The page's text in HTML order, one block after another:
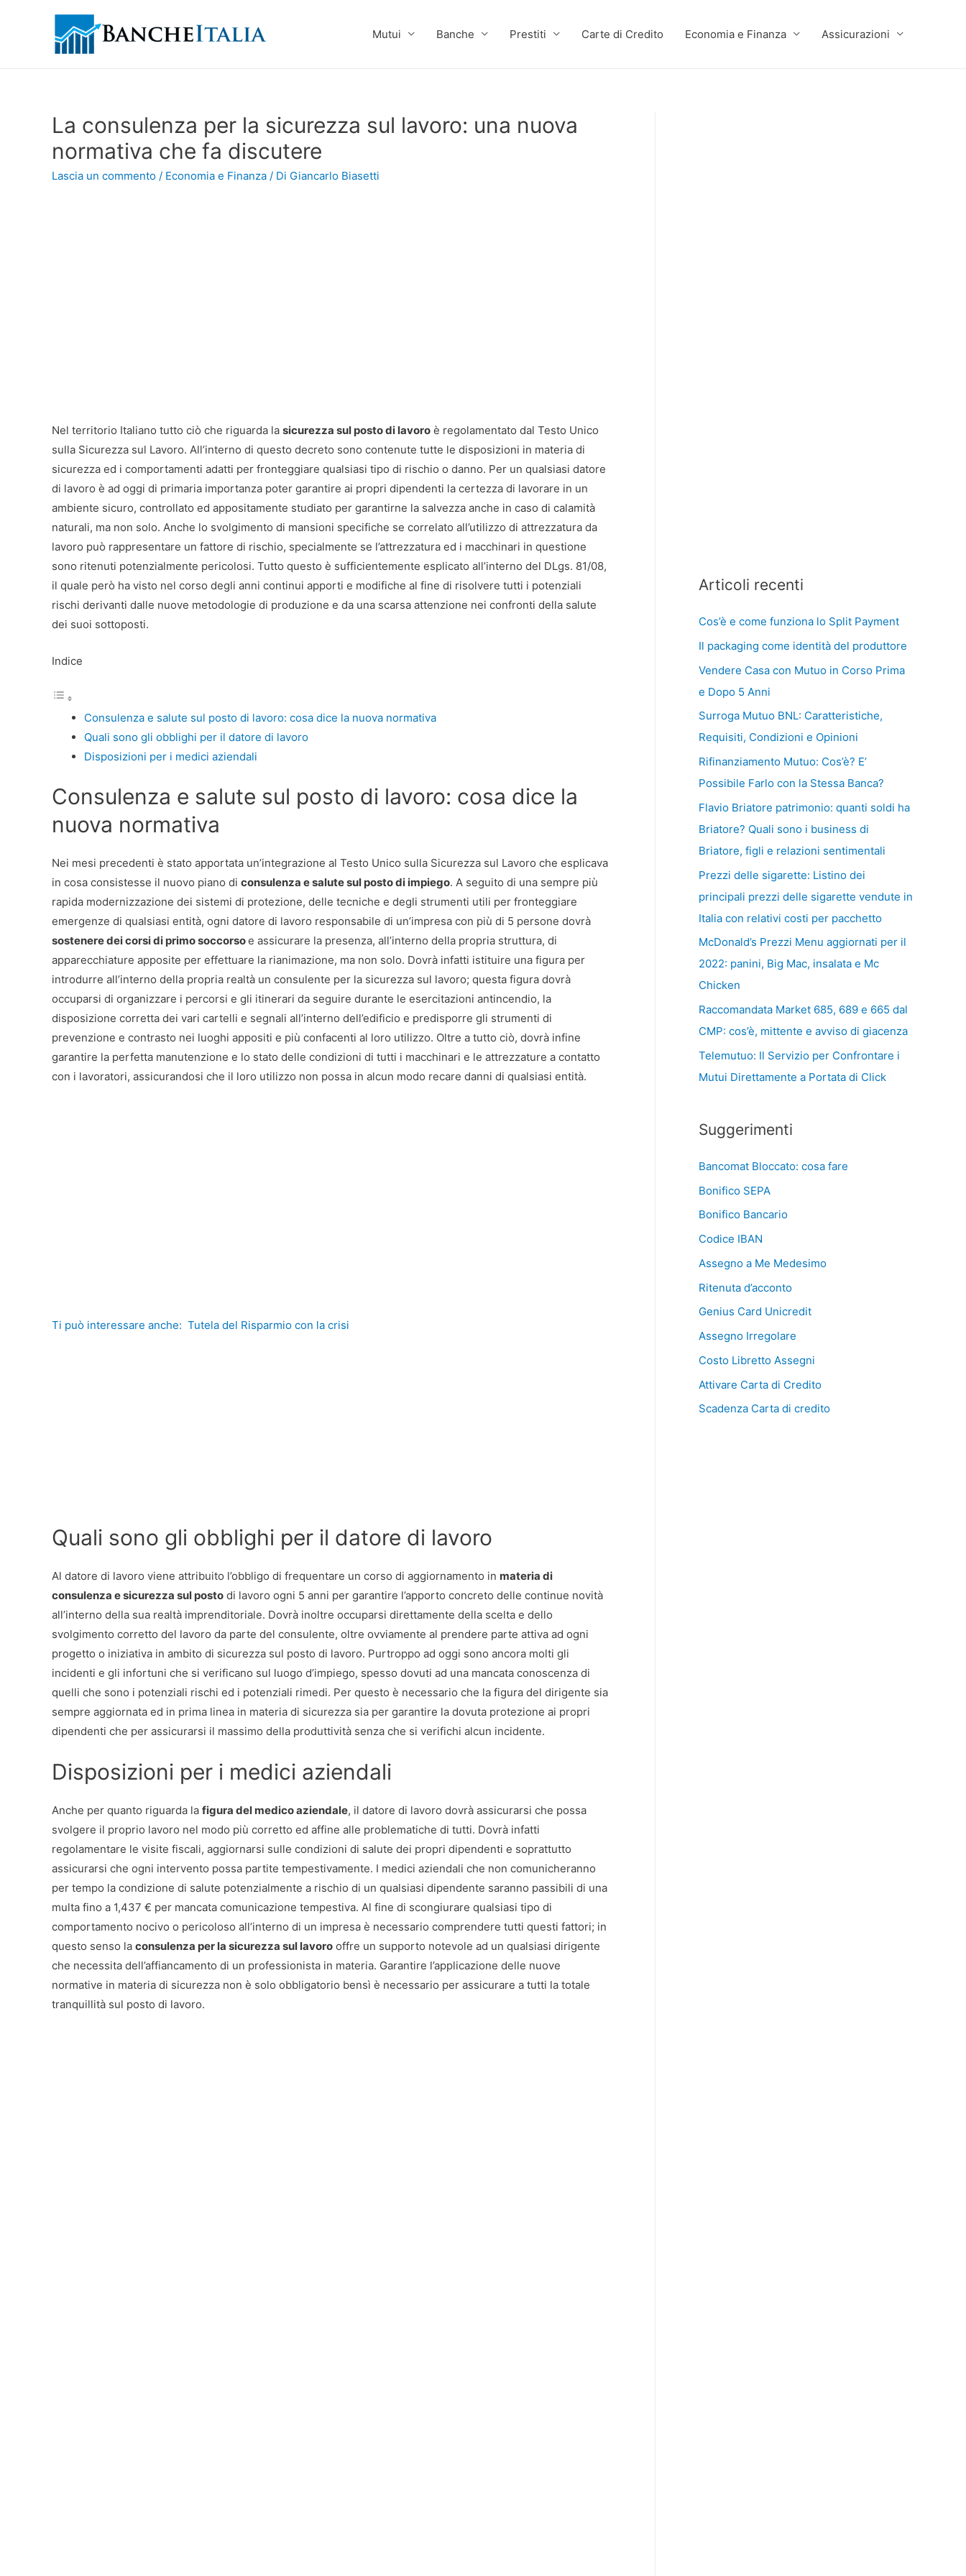
Mutui Banche Prestiti Carte di Credito Economia e Finanza Assicurazioni
La consulenza per la sicurezza sul lavoro: una nuova
normativa che fa discutere
Lascia un commento / Economia e Finanza / Di Giancarlo Biasetti
Nel territorio Italiano tutto ciò che riguarda la sicurezza sul posto di lavoro è regolamentato dal Testo Unico
sulla Sicurezza sul Lavoro. All’interno di questo decreto sono contenute tutte le disposizioni in materia di
sicurezza ed i comportamenti adatti per fronteggiare qualsiasi tipo di rischio o danno. Per un qualsiasi datore
di lavoro è ad oggi di primaria importanza poter garantire ai propri dipendenti la certezza di lavorare in un
ambiente sicuro, controllato ed appositamente studiato per garantirne la salvezza anche in caso di calamità
naturali, ma non solo. Anche lo svolgimento di mansioni specifiche se correlato all’utilizzo di attrezzatura da
lavoro può rappresentare un fattore di rischio, specialmente se l’attrezzatura ed i macchinari in questione
sono ritenuti potenzialmente pericolosi. Tutto questo è sufficientemente esplicato all’interno del DLgs. 81/08,
il quale però ha visto nel corso degli anni continui apporti e modifiche al fine di risolvere tutti i potenziali
rischi derivanti dalle nuove metodologie di produzione e da una scarsa attenzione nei confronti della salute
dei suoi sottoposti.
Indice
Consulenza e salute sul posto di lavoro: cosa dice la nuova normativa
Quali sono gli obblighi per il datore di lavoro
Disposizioni per i medici aziendali
Consulenza e salute sul posto di lavoro: cosa dice la
nuova normativa
Nei mesi precedenti è stato apportata un’integrazione al Testo Unico sulla Sicurezza sul Lavoro che esplicava
in cosa consistesse il nuovo piano di consulenza e salute sul posto di impiego. A seguito di una sempre più
rapida modernizzazione dei sistemi di protezione, delle tecniche e degli strumenti utili per fronteggiare
emergenze di qualsiasi entità, ogni datore di lavoro responsabile di un’impresa con più di 5 persone dovrà
sostenere dei corsi di primo soccorsoe assicurare la presenza, all’interno della propria struttura, di
apparecchiature apposite per effettuare la rianimazione, ma non solo. Dovrà infatti istituire una figura per
introdurre all’interno della propria realtà un consulente per la sicurezza sul lavoro; questa figura dovrà
occuparsi di organizzare i percorsi e gli itinerari da seguire durante le esercitazioni antincendio, la
disposizione corretta dei vari cartelli e segnali all’interno dell’edificio e predisporre gli strumenti di
prevenzione e contrasto nei luoghi appositi e più confacenti al loro utilizzo. Oltre a tutto ciò, dovrà infine
garantire la perfetta manutenzione e lo stato delle condizioni di tutti i macchinari e le attrezzature a contatto
con i lavoratori, assicurandosi che il loro utilizzo non possa in alcun modo recare danni di qualsiasi entità.
Ti può interessare anche: Tutela del Risparmio con la crisi
Quali sono gli obblighi per il datore di lavoro
Al datore di lavoro viene attribuito l’obbligo di frequentare un corso di aggiornamento in materia di
consulenza e sicurezza sul posto di lavoro ogni 5 anni per garantire l’apporto concreto delle continue novità
all’interno della sua realtà imprenditoriale. Dovrà inoltre occuparsi direttamente della scelta e dello
svolgimento corretto del lavoro da parte del consulente, oltre ovviamente al prendere parte attiva ad ogni
progetto o iniziativa in ambito di sicurezza sul posto di lavoro. Purtroppo ad oggi sono ancora molti gli
incidenti e gli infortuni che si verificano sul luogo d’impiego, spesso dovuti ad una mancata conoscenza di
quelli che sono i potenziali rischi ed i potenziali rimedi. Per questo è necessario che la figura del dirigente sia
sempre aggiornata ed in prima linea in materia di sicurezza sia per garantire la dovuta protezione ai propri
dipendenti che per assicurarsi il massimo della produttività senza che si verifichi alcun incidente.
Disposizioni per i medici aziendali
Anche per quanto riguarda la figura del medico aziendale, il datore di lavoro dovrà assicurarsi che possa
svolgere il proprio lavoro nel modo più corretto ed affine alle problematiche di tutti. Dovrà infatti
regolamentare le visite fiscali, aggiornarsi sulle condizioni di salute dei propri dipendenti e soprattutto
assicurarsi che ogni intervento possa partite tempestivamente. I medici aziendali che non comunicheranno
per tempo la condizione di salute potenzialmente a rischio di un qualsiasi dipendente saranno passibili di una
multa fino a 1,437 € per mancata comunicazione tempestiva. Al fine di scongiurare qualsiasi tipo di
comportamento nocivo o pericoloso all’interno di un impresa è necessario comprendere tutti questi fattori; in
questo senso la consulenza per la sicurezza sul lavoro offre un supporto notevole ad un qualsiasi dirigente
che necessita dell’affiancamento di un professionista in materia. Garantire l’applicazione delle nuove
normative in materia di sicurezza non è solo obbligatorio bensì è necessario per assicurare a tutti la totale
tranquillità sul posto di lavoro.
Articoli recenti
Cos’è e come funziona lo Split Payment
Il packaging come identità del produttore
Vendere Casa con Mutuo in Corso Prima
e Dopo 5 Anni
Surroga Mutuo BNL: Caratteristiche,
Requisiti, Condizioni e Opinioni
Rifinanziamento Mutuo: Cos’è? E’
Possibile Farlo con la Stessa Banca?
Flavio Briatore patrimonio: quanti soldi ha
Briatore? Quali sono i business di
Briatore, figli e relazioni sentimentali
Prezzi delle sigarette: Listino dei
principali prezzi delle sigarette vendute in
Italia con relativi costi per pacchetto
McDonald’s Prezzi Menu aggiornati per il
2022: panini, Big Mac, insalata e Mc
Chicken
Raccomandata Market 685, 689 e 665 dal
CMP: cos’è, mittente e avviso di giacenza
Telemutuo: Il Servizio per Confrontare i
Mutui Direttamente a Portata di Click
Suggerimenti
Bancomat Bloccato: cosa fare
Bonifico SEPA
Bonifico Bancario
Codice IBAN
Assegno a Me Medesimo
Ritenuta d’acconto
Genius Card Unicredit
Assegno Irregolare
Costo Libretto Assegni
Attivare Carta di Credito
Scadenza Carta di credito